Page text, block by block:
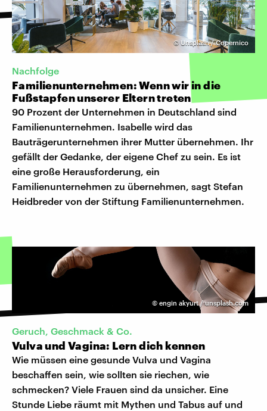
© Unsplash / Copernico
Nachfolge
Familienunternehmen: Wenn wir in die
Fußstapfen unserer Eltern treten
90 Prozent der Unternehmen in Deutschland sind
Familienunternehmen. Isabelle wird das
Bauträgerunternehmen ihrer Mutter übernehmen. Ihr
gefällt der Gedanke, der eigene Chef zu sein. Es ist
eine große Herausforderung, ein
Familienunternehmen zu übernehmen, sagt Stefan
Heidbreder von der Stiftung Familienunternehmen.
© engin akyurt / unsplash.com
Geruch, Geschmack & Co.
Vulva und Vagina: Lern dich kennen
Wie müssen eine gesunde Vulva und Vagina
beschaffen sein, wie sollten sie riechen, wie
schmecken? Viele Frauen sind da unsicher. Eine
Stunde Liebe räumt mit Mythen und Tabus auf und